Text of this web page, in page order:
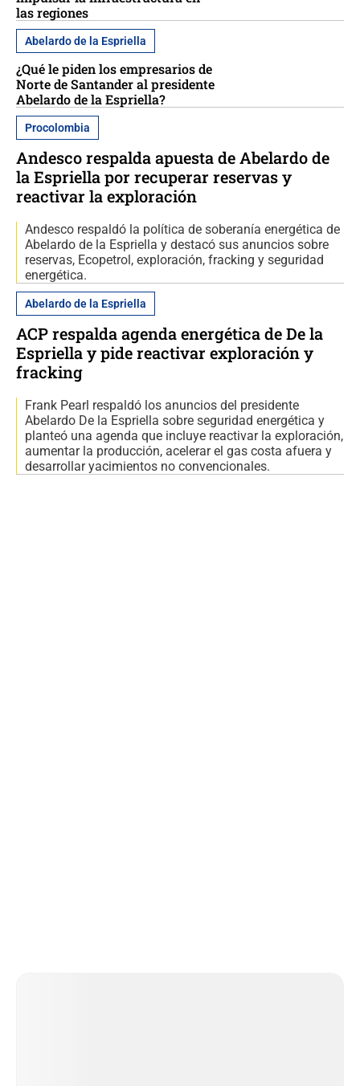
las regiones
Abelardo de la Espriella
¿Qué le piden los empresarios de
Norte de Santander al presidente
Abelardo de la Espriella?
Procolombia
Andesco respalda apuesta de Abelardo de
la Espriella por recuperar reservas y
reactivar la exploración
Andesco respaldó la política de soberanía energética de
Abelardo de la Espriella y destacó sus anuncios sobre
reservas, Ecopetrol, exploración, fracking y seguridad
energética.
Abelardo de la Espriella
ACP respalda agenda energética de De la
Espriella y pide reactivar exploración y
fracking
Frank Pearl respaldó los anuncios del presidente
Abelardo De la Espriella sobre seguridad energética y
planteó una agenda que incluye reactivar la exploración,
aumentar la producción, acelerar el gas costa afuera y
desarrollar yacimientos no convencionales.